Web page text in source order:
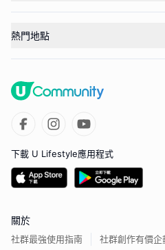
熱門地點
下載 U Lifestyle應用程式
關於
社群最強使用指南 社群創作有價企